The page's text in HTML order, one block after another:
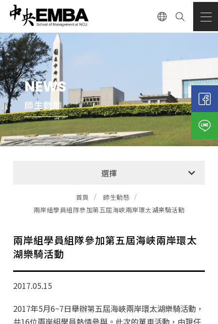
NEWS
師生動態
選擇
全部消息
EMBA招生公告
行政公告
師生動態
首頁
師生動態
兩岸組學員組隊參加第五屆海峽兩岸環太湖樂騎活動
兩岸組學員組隊參加第五屆海峽兩岸環太
湖樂騎活動
2017.05.15
2017年5月6~7日舉辦第五屆海峽兩岸環太湖樂騎活動，